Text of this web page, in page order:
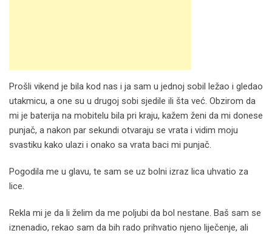
Prošli vikend je bila kod nas i ja sam u jednoj sobil ležao i gledao
utakmicu, a one su u drugoj sobi sjedile ili šta već. Obzirom da
mi je baterija na mobitelu bila pri kraju, kažem ženi da mi donese
punjač, a nakon par sekundi otvaraju se vrata i vidim moju
svastiku kako ulazi i onako sa vrata baci mi punjač.
Pogodila me u glavu, te sam se uz bolni izraz lica uhvatio za
lice.
Rekla mi je da li želim da me poljubi da bol nestane. Baš sam se
iznenadio, rekao sam da bih rado prihvatio njeno liječenje, ali